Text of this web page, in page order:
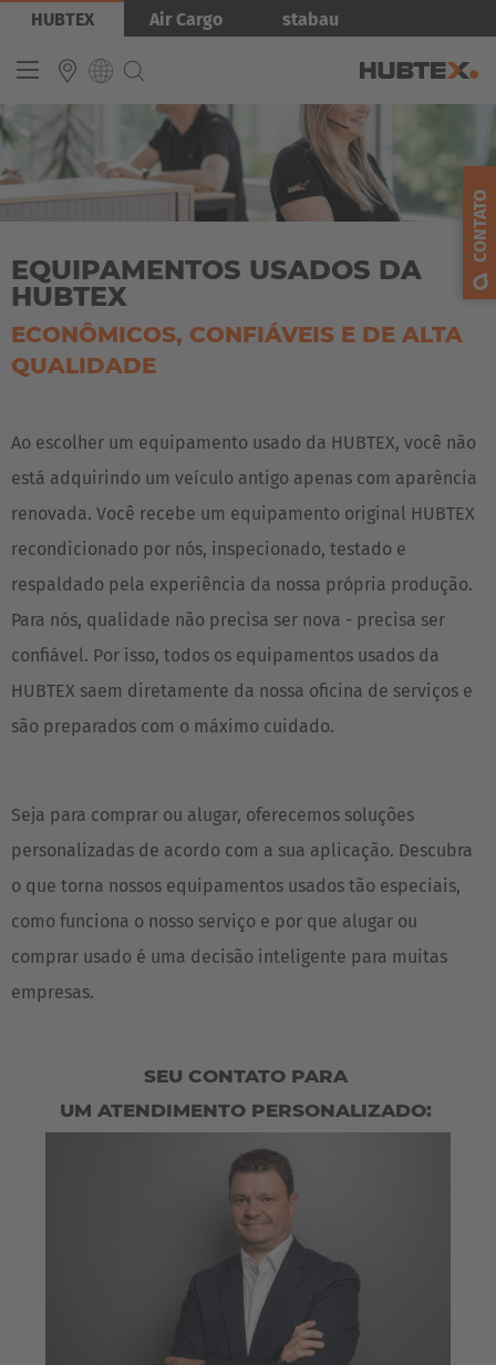
Pular
principal
HUBTEX Air Cargo stabau
Tópicos
« back to main menu
Gestão de energia
Empilhadeiras Multidirecionais Automatizadas
Referências
INTERNATIONAL
English
Español
Français
Imagem
EQUIPAMENTOS USADOS DA
HUBTEX
ECONÔMICOS, CONFIÁVEIS E DE ALTA
QUALIDADE
Ao escolher um equipamento usado da HUBTEX, você não
está adquirindo um veículo antigo apenas com aparência
renovada. Você recebe um equipamento original HUBTEX
recondicionado por nós, inspecionado, testado e
respaldado pela experiência da nossa própria produção.
Para nós, qualidade não precisa ser nova - precisa ser
confiável. Por isso, todos os equipamentos usados da
HUBTEX saem diretamente da nossa oficina de serviços e
são preparados com o máximo cuidado.
Seja para comprar ou alugar, oferecemos soluções
personalizadas de acordo com a sua aplicação. Descubra
o que torna nossos equipamentos usados tão especiais,
como funciona o nosso serviço e por que alugar ou
comprar usado é uma decisão inteligente para muitas
empresas.
SEU CONTATO PARA
UM ATENDIMENTO PERSONALIZADO:
CONTATO